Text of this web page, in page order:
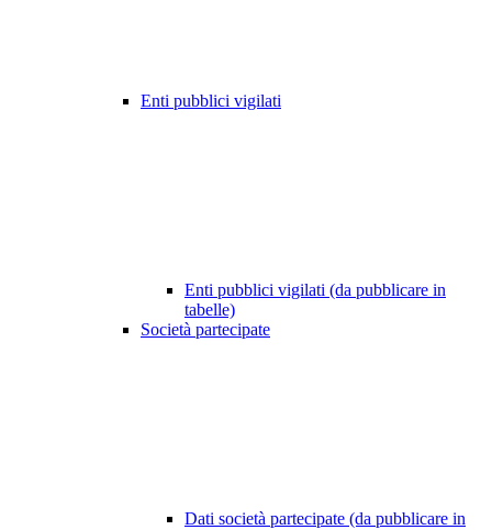
Enti pubblici vigilati
Enti pubblici vigilati (da pubblicare in
tabelle)
Società partecipate
Dati società partecipate (da pubblicare in